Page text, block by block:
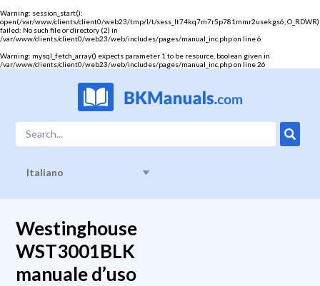
Warning: session_start():
open(/var/www/clients/client0/web23/tmp/l/t/sess_lt74kq7m7r5p781mmr2usekgs6, O_RDWR)
failed: No such file or directory (2) in
/var/www/clients/client0/web23/web/includes/pages/manual_inc.phpon line6
Warning: mysql_fetch_array() expects parameter 1 to be resource, boolean given in
/var/www/clients/client0/web23/web/includes/pages/manual_inc.phpon line26
Italiano
Westinghouse
WST3001BLK
manuale d’uso